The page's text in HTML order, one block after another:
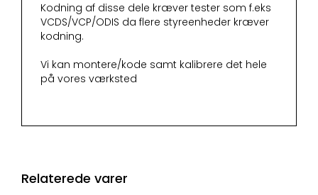
Kodning af disse dele kræver tester som f.eks
VCDS/VCP/ODIS da flere styreenheder kræver
kodning.
Vi kan montere/kode samt kalibrere det hele
på vores værksted
Relaterede varer